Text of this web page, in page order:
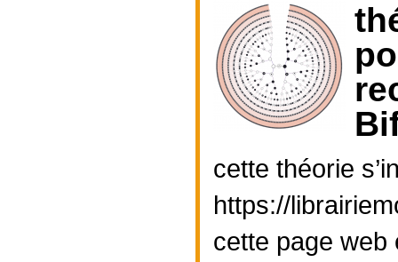
cette théorie
https://
cette page web